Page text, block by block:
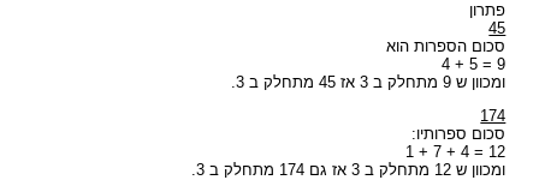
פתרון
45
סכום הספרות הוא
9 = 5 + 4
ומכוון ש 9 מתחלק ב 3 אז 45 מתחלק ב 3.
174
סכום ספרותיו:
12 = 4 + 7 + 1
ומכוון ש 12 מתחלק ב 3 אז גם 174 מתחלק ב 3.